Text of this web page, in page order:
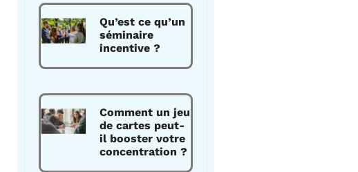
Qu’est ce qu’un
séminaire
incentive ?
Comment un jeu
de cartes peut-
il booster votre
concentration ?